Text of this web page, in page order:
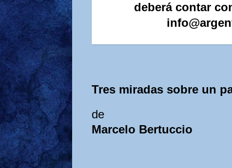
deberá contar
Tres miradas sobre un
de
Marcelo Bertuccio